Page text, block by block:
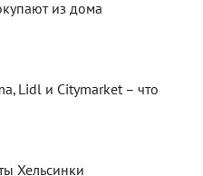
из дома
Lidl и Citymarket – что
Хельсинки